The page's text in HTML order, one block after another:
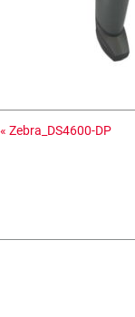
« Zebra_DS4600-DP